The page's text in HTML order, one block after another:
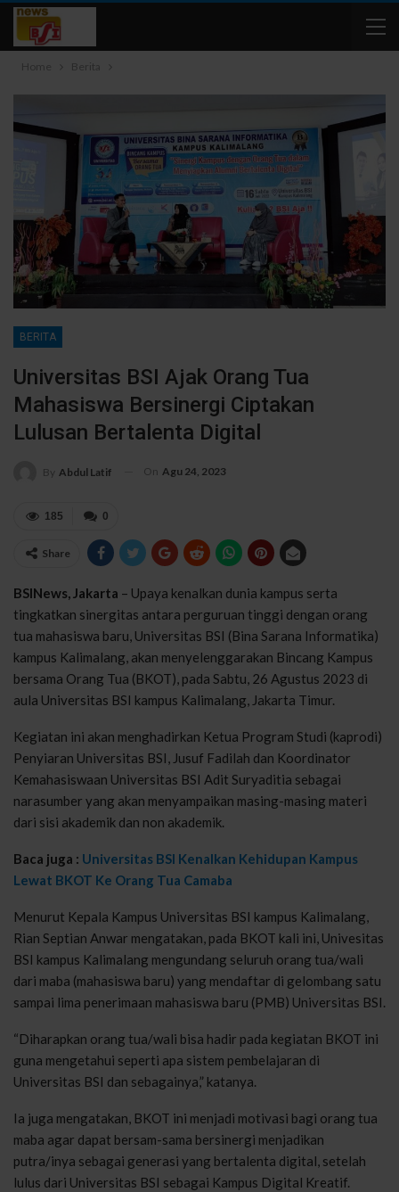
Home Berita
BERITA
Universitas BSI Ajak Orang Tua
Mahasiswa Bersinergi Ciptakan
Lulusan Bertalenta Digital
By Abdul Latif On Agu 24, 2023
0
185
Share
BSINews, Jakarta – Upaya kenalkan dunia kampus serta
tingkatkan sinergitas antara perguruan tinggi dengan orang
tua mahasiswa baru, Universitas BSI (Bina Sarana Informatika)
kampus Kalimalang, akan menyelenggarakan Bincang Kampus
bersama Orang Tua (BKOT), pada Sabtu, 26 Agustus 2023 di
aula Universitas BSI kampus Kalimalang, Jakarta Timur.
Kegiatan ini akan menghadirkan Ketua Program Studi (kaprodi)
Penyiaran Universitas BSI, Jusuf Fadilah dan Koordinator
Kemahasiswaan Universitas BSI Adit Suryaditia sebagai
narasumber yang akan menyampaikan masing-masing materi
dari sisi akademik dan non akademik.
Baca juga : Universitas BSI Kenalkan Kehidupan Kampus
Lewat BKOT Ke Orang Tua Camaba
Menurut Kepala Kampus Universitas BSI kampus Kalimalang,
Rian Septian Anwar mengatakan, pada BKOT kali ini, Univesitas
BSI kampus Kalimalang mengundang seluruh orang tua/wali
dari maba (mahasiswa baru) yang mendaftar di gelombang satu
sampai lima penerimaan mahasiswa baru (PMB) Universitas BSI.
“Diharapkan orang tua/wali bisa hadir pada kegiatan BKOT ini
guna mengetahui seperti apa sistem pembelajaran di
Universitas BSI dan sebagainya,” katanya.
Ia juga mengatakan, BKOT ini menjadi motivasi bagi orang tua
maba agar dapat bersam-sama bersinergi menjadikan
putra/inya sebagai generasi yang bertalenta digital, setelah
lulus dari Universitas BSI sebagai Kampus Digital Kreatif.